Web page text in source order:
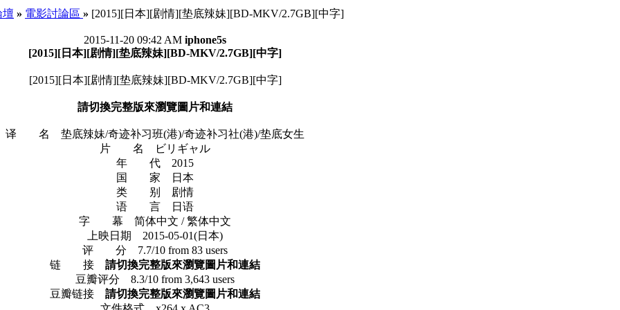
壇 » 電影討論區 » [2015][日本][剧情][垫底辣妹][BD-MKV/2.7GB][中字]
2015-11-20 09:42 AM iphone5s
[2015][日本][剧情][垫底辣妹][BD-MKV/2.7GB][中字]
[2015][日本][剧情][垫底辣妹][BD-MKV/2.7GB][中字]
請切換完整版來瀏覽圖片和連結
译 名 垫底辣妹/奇迹补习班(港)/奇迹补习社(港)/垫底女生
片 名 ビリギャル
年 代 2015
国 家 日本
类 别 剧情
语 言 日语
字 幕 简体中文 / 繁体中文
上映日期 2015-05-01(日本)
评 分 7.7/10 from 83 users
链 接 請切換完整版來瀏覽圖片和連結
豆瓣评分 8.3/10 from 3,643 users
豆瓣链接 請切換完整版來瀏覽圖片和連結